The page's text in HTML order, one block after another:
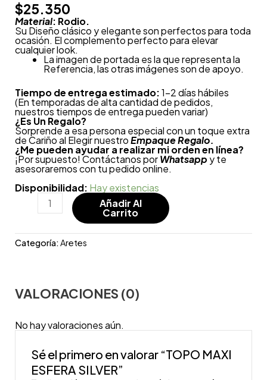
$25.350
Material: Rodio.
Su Diseño clásico y elegante son perfectos para toda
ocasión. El complemento perfecto para elevar
cualquier look.
La imagen de portada es la que representa la
Referencia, las otras imágenes son de apoyo.
Tiempo de entrega estimado:1-2 días hábiles
(En temporadas de alta cantidad de pedidos,
nuestros tiempos de entrega pueden variar)
¿Es Un Regalo?
Sorprende a esa persona especial con un toque extra
de Cariño al Elegir nuestroEmpaque Regalo.
¿Me pueden ayudar a realizar mi orden en línea?
¡Por supuesto! Contáctanos porWhatsapp y te
asesoraremos con tu pedido online.
Disponibilidad: Hay existencias
Añadir Al
Carrito
Categoría:Aretes
VALORACIONES (0)
No hay valoraciones aún.
Sé el primero en valorar “TOPO MAXI
ESFERA SILVER”